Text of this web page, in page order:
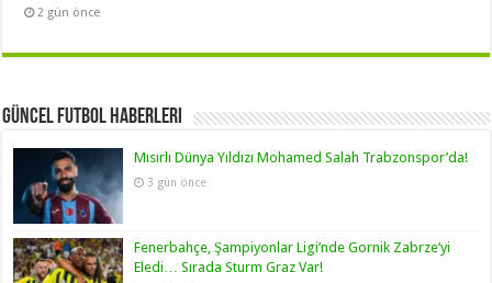
2 gün önce
Güncel Futbol Haberleri
Mısırlı Dünya Yıldızı Mohamed Salah Trabzonspor’da!
3 gün önce
Fenerbahçe, Şampiyonlar Ligi’nde Gornik Zabrze’yi
Eledi… Sırada Sturm Graz Var!